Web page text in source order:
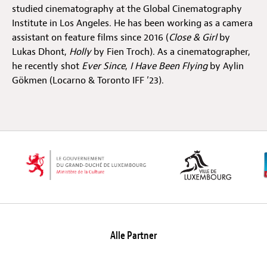
Off Festival
Praktische informationen
Schulprogramm
Presse / Pro
studied cinematography at the Global Cinematography
Institute in Los Angeles. He has been working as a camera
assistant on feature films since 2016 (Close & Girlby
Lukas Dhont, Hollyby Fien Troch). As a cinematographer,
he recently shot Ever Since, I Have Been Flyingby Aylin
Gökmen (Locarno & Toronto IFF ’23).
Alle Partner